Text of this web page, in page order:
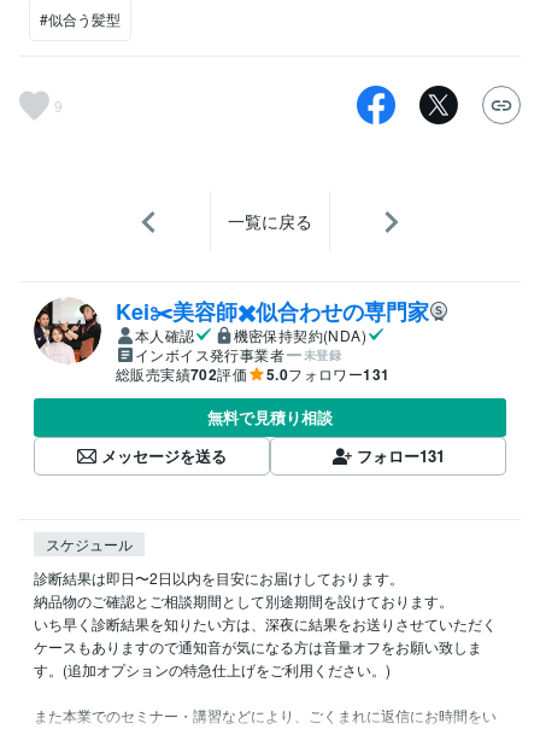
#似合う髪型
9
一覧に戻る
Kei✂️美容師✖️似合わせの専門家
本人確認
機密保持契約(NDA)
インボイス発行事業者
未登録
総販売実績702評価 5.0フォロワー131
無料で見積り相談
メッセージを送る
フォロー131
スケジュール
診断結果は即日〜2日以内を目安にお届けしております。
納品物のご確認とご相談期間として別途期間を設けております。
いち早く診断結果を知りたい方は、深夜に結果をお送りさせていただく
ケースもありますので通知音が気になる方は音量オフをお願い致しま
す。(追加オプションの特急仕上げをご利用ください。)
また本業でのセミナー・講習などにより、ごくまれに返信にお時間をい